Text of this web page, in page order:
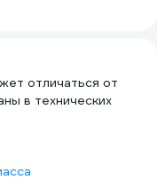
отличаться от
в технических